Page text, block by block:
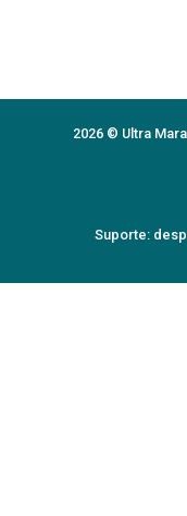
2026 © Ultra
Suporte: